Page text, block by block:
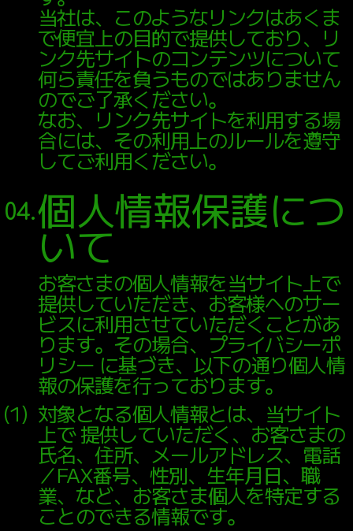
当社は、このようなリンクはあくま
で便宜上の目的で提供しており、リ
ンク先サイトのコンテンツについて
何ら責任を負うものではありません
のでご了承ください。
なお、リンク先サイトを利用する場
合には、その利用上のルールを遵守
してご利用ください。
04.個人情報保護につ
いて
お客さまの個人情報を当サイト上で
提供していただき、お客様へのサー
ビスに利用させていただくことがあ
ります。その場合、プライバシーポ
リシー に基づき、以下の通り個人情
報の保護を行っております。
1） 対象となる個人情報とは、当サイト
上で 提供していただく、お客さまの
氏名、住所、メールアドレス、電話
／FAX番号、性別、生年月日、職
業、など、お客さま個人を特定する
ことのできる情報です。